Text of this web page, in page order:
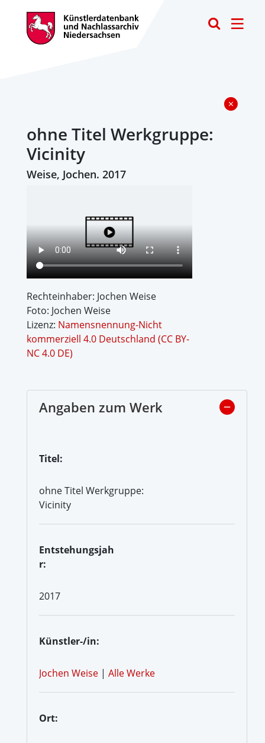
ohne Titel Werkgruppe:
Vicinity
Weise, Jochen. 2017
Rechteinhaber: Jochen Weise
Foto: Jochen Weise
Lizenz: Namensnennung-Nicht
kommerziell 4.0 Deutschland (CC BY-
NC 4.0 DE)
Angaben zum Werk
Titel:
ohne Titel Werkgruppe:
Vicinity
Entstehungsjah
r:
2017
Künstler-/in:
Jochen Weise | Alle Werke
Ort: